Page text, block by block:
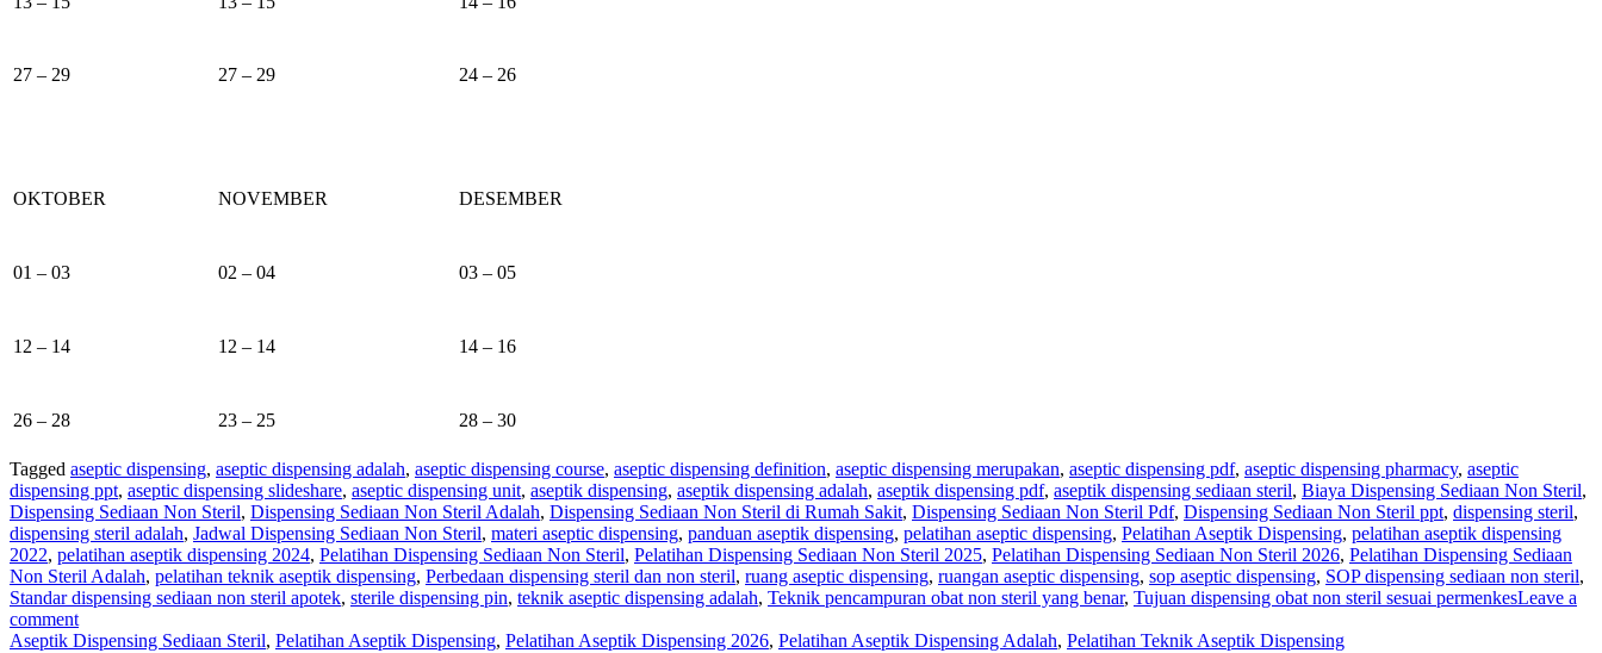
27 – 29 27 – 29 24 – 26
OKTOBER NOVEMBER DESEMBER
01 – 03 02 – 04 03 – 05
12 – 14 12 – 14 14 – 16
26 – 28 23 – 25 28 – 30
Tagged aseptic dispensing, aseptic dispensing adalah, aseptic dispensing course, aseptic dispensing definition, aseptic dispensing merupakan, aseptic dispensing pdf, aseptic dispensing pharmacy, aseptic
dispensing ppt, aseptic dispensing slideshare, aseptic dispensing unit, aseptik dispensing, aseptik dispensing adalah, aseptik dispensing pdf, aseptik dispensing sediaan steril, Biaya Dispensing Sediaan Non Steril,
Dispensing Sediaan Non Steril, Dispensing Sediaan Non Steril Adalah, Dispensing Sediaan Non Steril di Rumah Sakit, Dispensing Sediaan Non Steril Pdf, Dispensing Sediaan Non Steril ppt, dispensing steril,
dispensing steril adalah, Jadwal Dispensing Sediaan Non Steril, materi aseptic dispensing, panduan aseptik dispensing, pelatihan aseptic dispensing, Pelatihan Aseptik Dispensing, pelatihan aseptik dispensing
2022, pelatihan aseptik dispensing 2024, Pelatihan Dispensing Sediaan Non Steril, Pelatihan Dispensing Sediaan Non Steril 2025, Pelatihan Dispensing Sediaan Non Steril 2026, Pelatihan Dispensing Sediaan
Non Steril Adalah, pelatihan teknik aseptik dispensing, Perbedaan dispensing steril dan non steril, ruang aseptic dispensing, ruangan aseptic dispensing, sop aseptic dispensing, SOP dispensing sediaan non steril,
Standar dispensing sediaan non steril apotek, sterile dispensing pin, teknik aseptic dispensing adalah, Teknik pencampuran obat non steril yang benar, Tujuan dispensing obat non steril sesuai permenkesLeave a
comment
Aseptik Dispensing Sediaan Steril, Pelatihan Aseptik Dispensing, Pelatihan Aseptik Dispensing 2026, Pelatihan Aseptik Dispensing Adalah, Pelatihan Teknik Aseptik Dispensing